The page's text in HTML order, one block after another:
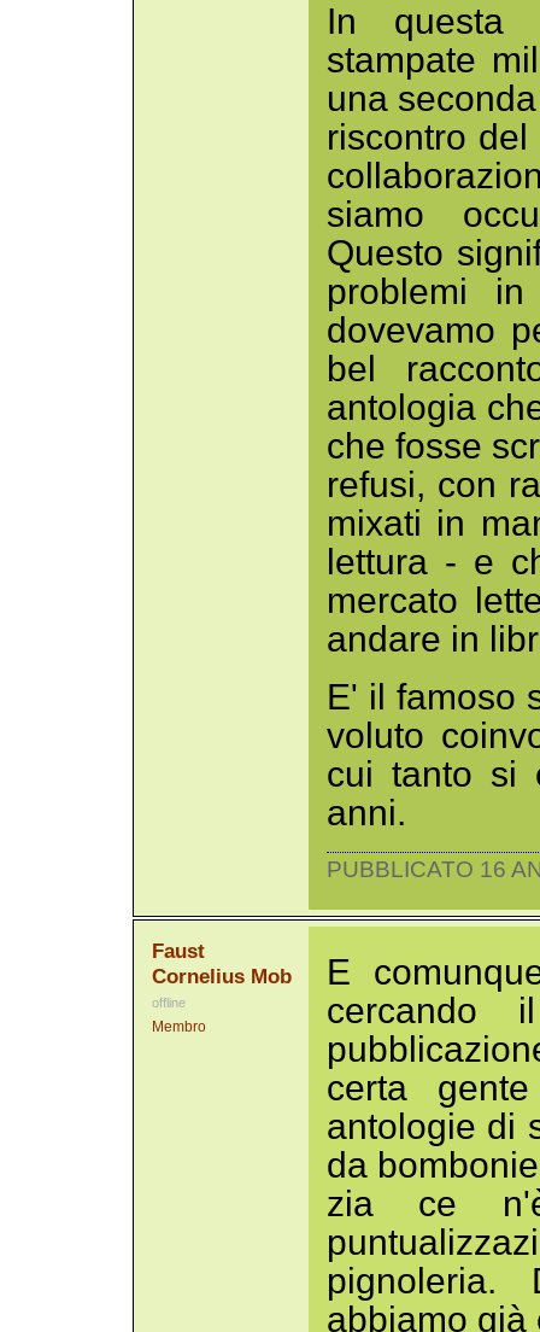
In questa
stampate
una
riscontro
siamo
Questo
problemi
dovevamo
bel
antologia
che fosse
refusi, con
mixati in
lettura - e
mercato
andare in
E' il famoso
voluto
cui tanto si
anni.
PUBBLICATO 16
Faust
Cornelius Mob
offline
Membro
E
cercando
certa
antologie di
da
zia ce
abbiamo già